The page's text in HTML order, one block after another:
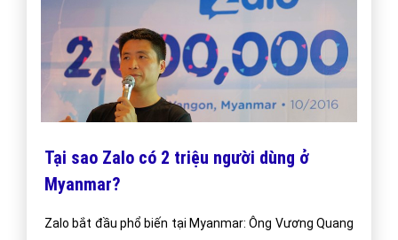
Tại sao Zalo có 2 triệu người dùng ở
Myanmar?
Zalo bắt đầu phổ biến tại Myanmar: Ông Vương Quang